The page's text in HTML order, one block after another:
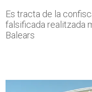
Es tracta de la
falsificada realitzada
Balears